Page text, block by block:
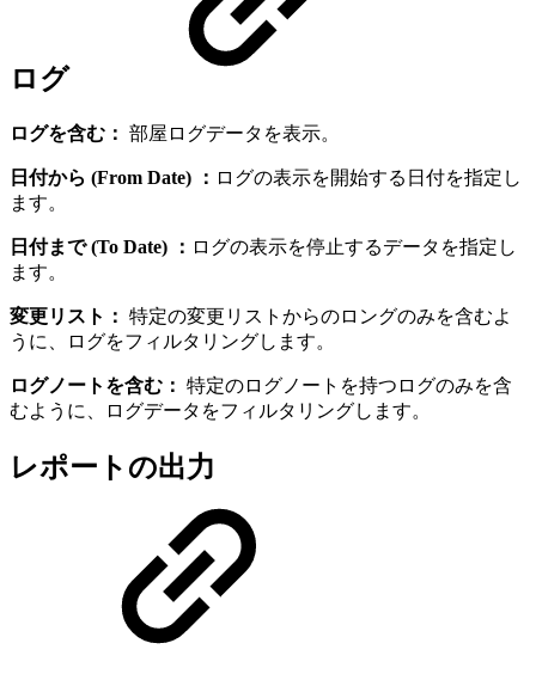
ログ
ログを含む： 部屋ログデータを表示。
日付から (From Date) ： ログの表示を開始する日付を指定し
ます。
日付まで (To Date) ： ログの表示を停止するデータを指定し
ます。
変更リスト： 特定の変更リストからのロングのみを含むよ
うに、ログをフィルタリングします。
ログノートを含む： 特定のログノートを持つログのみを含
むように、ログデータをフィルタリングします。
レポートの出力